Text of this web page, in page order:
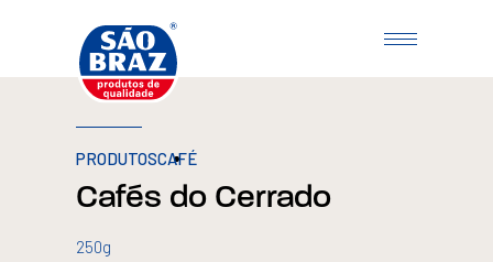
PRODUTOSCAFÉ
Cafés do Cerrado
250g